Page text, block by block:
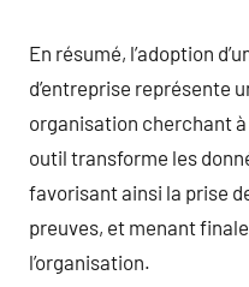
En résumé, l’adoption
d’entreprise représente
organisation cherchant
outil transforme les
favorisant ainsi la prise
preuves, et menant
l’organisation.